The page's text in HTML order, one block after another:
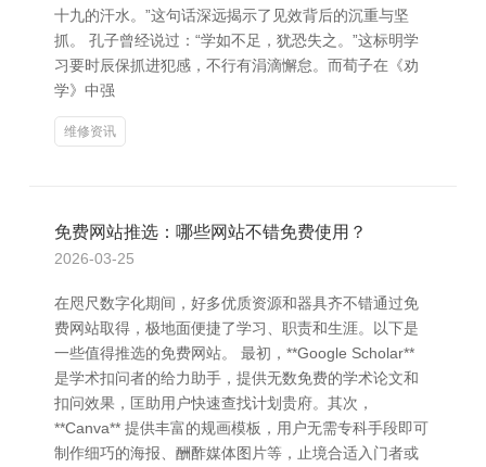
十九的汗水。”这句话深远揭示了见效背后的沉重与坚
抓。 孔子曾经说过：“学如不足，犹恐失之。”这标明学
习要时辰保抓进犯感，不行有涓滴懈怠。而荀子在《劝
学》中强
维修资讯
免费网站推选：哪些网站不错免费使用？
2026-03-25
在咫尺数字化期间，好多优质资源和器具齐不错通过免
费网站取得，极地面便捷了学习、职责和生涯。以下是
一些值得推选的免费网站。 最初，**Google Scholar**
是学术扣问者的给力助手，提供无数免费的学术论文和
扣问效果，匡助用户快速查找计划贵府。其次，
**Canva** 提供丰富的规画模板，用户无需专科手段即可
制作细巧的海报、酬酢媒体图片等，止境合适入门者或